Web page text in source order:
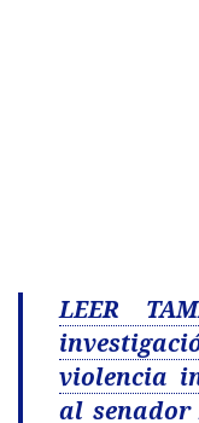
LEER
violencia
al senador